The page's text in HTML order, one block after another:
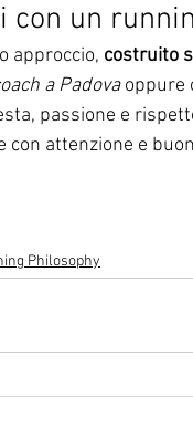
un
approccio, costruito
a Padova oppure
passione e
con attenzione e
Philosophy